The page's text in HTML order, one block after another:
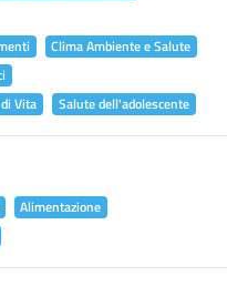
Clima Ambiente e Salute
Vita Salute dell'adolescente
Alimentazione